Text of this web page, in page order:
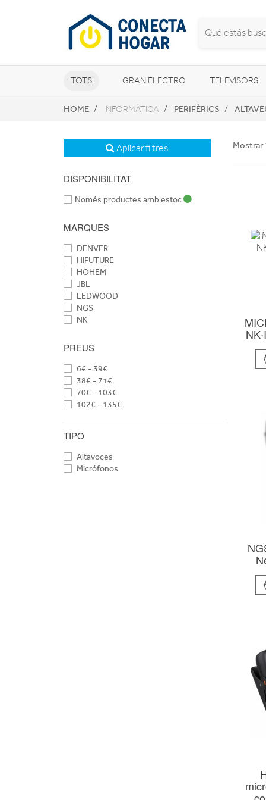
TOTS GRAN ELECTRO TELEVISORS
CLIMATITZACIÓ I CALEFACCIÓ
HOME INFORMÀTICA PERIFÈRICS
Aplicar filtres
DISPONIBILITAT
Només productes amb estoc
MARQUES
DENVER
HIFUTURE
HOHEM
JBL
LEDWOOD
NGS
NK
PREUS
6€ - 39€
38€ - 71€
70€ - 103€
102€ - 135€
TIPO
Altavoces
Micrófonos
Mostrar